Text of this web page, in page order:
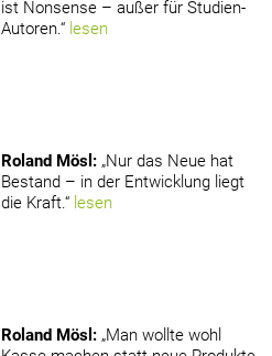
ist Nonsense – außer für Studien-
Autoren.“ lesen
Roland Mösl : „Nur das Neue hat
Bestand – in der Entwicklung liegt
die Kraft.“ lesen
Roland Mösl : „Man wollte wohl